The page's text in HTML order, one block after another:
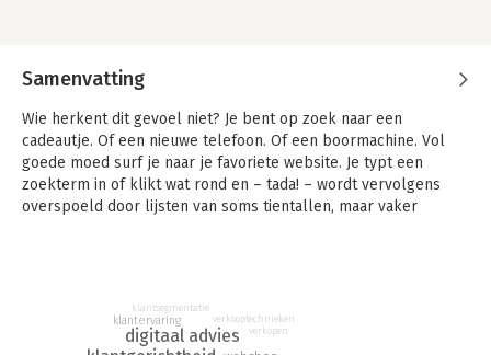
Samenvatting
Wie herkent dit gevoel niet? Je bent op zoek naar een
cadeautje. Of een nieuwe telefoon. Of een boormachine. Vol
goede moed surf je naar je favoriete website. Je typt een
zoekterm in of klikt wat rond en – tada! – wordt vervolgens
overspoeld door lijsten van soms tientallen, maar vaker
winkel online gebracht, niet het personeel dat ons helpt.
Hierdoor dwalen klanten doelloos rond door de digitale
digitaal advies
klantervaring
klantsegmentatie
verkooptechnieken
verkopen